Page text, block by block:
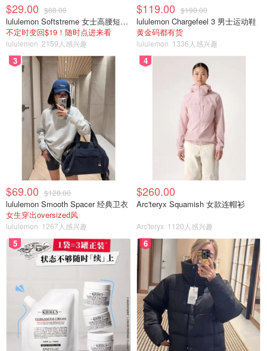
$29.00 $88.00
lululemon Softstreme 女士高腰短裤 10cm
不定时变回$19！随时点进来看
lululemon 2159人感兴趣
$119.00 $198.00
lululemon Chargefeel 3 男士运动鞋
黄金码都有货
lululemon 1336人感兴趣
3
$69.00 $128.00
lululemon Smooth Spacer 经典卫衣
女生穿出oversized风
lululemon 1267人感兴趣
4
$260.00
Arc'teryx Squamish 女款连帽衫
Arc'teryx 1120人感兴趣
5 6